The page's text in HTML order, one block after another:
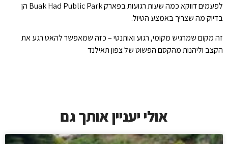
לפעמים דווקא כמה שעות רגועות בפארק Buak Had Public Park הן
בדיוק מה שצריך באמצע הטיול.
זה מקום שמרגיש מקומי, רגוע ואותנטי – כזה שמאפשר להאט רגע את
הקצב וליהנות מהקסם הפשוט של צפון תאילנד
אולי יעניין אותך גם